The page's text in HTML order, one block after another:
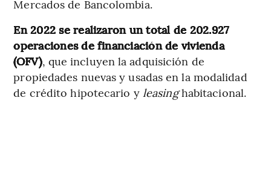
Mercados de Bancolombia.
En 2022 se realizaron un total de 202.927
operaciones de financiación de vivienda
(OFV), que incluyen la adquisición de
propiedades nuevas y usadas en la modalidad
de crédito hipotecario y leasinghabitacional.